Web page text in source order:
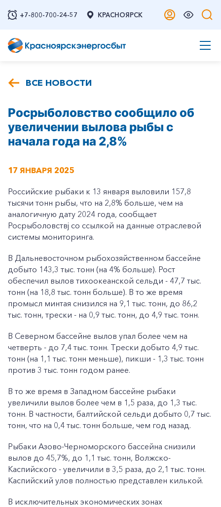
+7-800-700-24-57 КРАСНОЯРСК
ВСЕ НОВОСТИ
Росрыболовство сообщило об
увеличении вылова рыбы с
начала года на 2,8%
17 ЯНВАРЯ 2025
Российские рыбаки к 13 января выловили 157,8
тысячи тонн рыбы, что на 2,8% больше, чем на
аналогичную дату 2024 года, сообщает
Росрыболовствj со ссылкой на данные отраслевой
системы мониторинга.
В Дальневосточном рыбохозяйственном бассейне
добыто 143,3 тыс. тонн (на 4% больше). Рост
обеспечил вылов тихоокеанской сельди - 47,7 тыс.
тонн (на 18,8 тыс. тонн больше). В то же время
промысл минтая снизился на 9,1 тыс. тонн, до 86,2
тыс. тонн, трески - на 0,9 тыс. тонн, до 4,9 тыс. тонн.
В Северном бассейне вылов упал более чем на
четверть - до 7,4 тыс. тонн. Трески добыто 4,9 тыс.
тонн (на 1,1 тыс. тонн меньше), пикши - 1,3 тыс. тонн
против 3 тыс. тонн годом ранее.
В то же время в Западном бассейне рыбаки
увеличили вылов более чем в 1,5 раза, до 1,3 тыс.
тонн. В частности, балтийской сельди добыто 0,7 тыс.
тонн, что на 0,4 тыс. тонн больше, чем год назад.
Рыбаки Азово-Черноморского бассейна снизили
вылов до 45,7%, до 1,1 тыс. тонн, Волжско-
Каспийского - увеличили в 3,5 раза, до 2,1 тыс. тонн.
Каспийский улов полностью представлен килькой.
В исключительных экономических зонах